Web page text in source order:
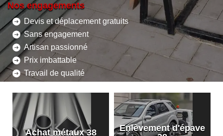
Nos engagements
Devis et déplacement gratuits
Sans engagement
Artisan passionné
Prix imbattable
Travail de qualité
Achat métaux 38
Enlèvement d'épave